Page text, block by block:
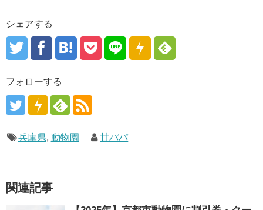
シェアする
フォローする
兵庫県, 動物園 甘パパ
関連記事